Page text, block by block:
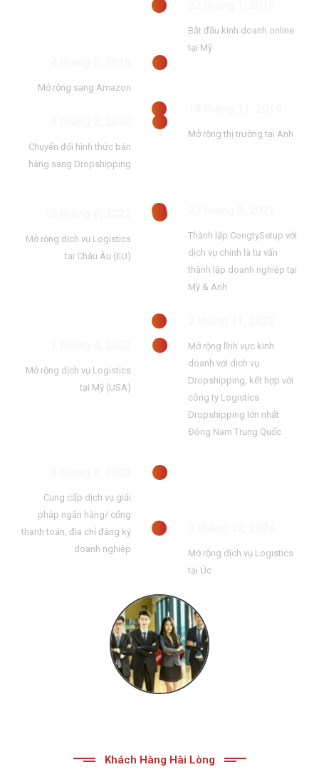
Mở rộng sang Amazon
Chuyển đổi hình thức bán
hàng sang Dropshipping
Mở rộng dịch vụ Logistics
tại Châu Âu (EU)
Mở rộng dịch vụ Logistics
tại Mỹ (USA)
Cung cấp dịch vụ giải
pháp ngân hàng/ cổng
thanh toán, địa chỉ đăng ký
doanh nghiệp
Bắt đầu kinh doanh online
tại Mỹ
Mở rộng thị trường tại Anh
Thành lập CongtySetup với
dịch vụ chính là tư vấn
thành lập doanh nghiệp tại
Mỹ & Anh
Mở rộng lĩnh vực kinh
doanh với dịch vụ
Dropshipping, kết hợp với
công ty Logistics
Dropshipping lớn nhất
Đông Nam Trung Quốc
Mở rộng dịch vụ Logistics
tại Úc
Khách Hàng Hài Lòng